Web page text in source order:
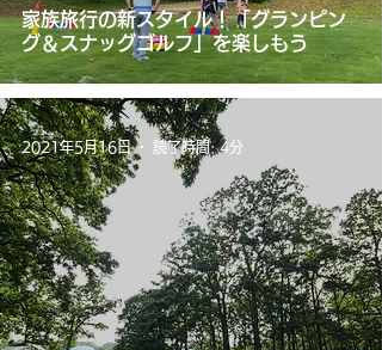
家族旅行の新スタイル！「グランピン
グ＆スナッグゴルフ」を楽しもう
2021年5月16日 読了時間: 4分